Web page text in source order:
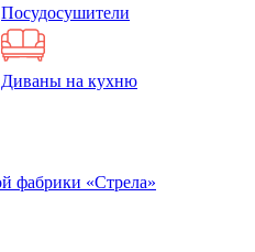
Посудосушители
Диваны на кухню